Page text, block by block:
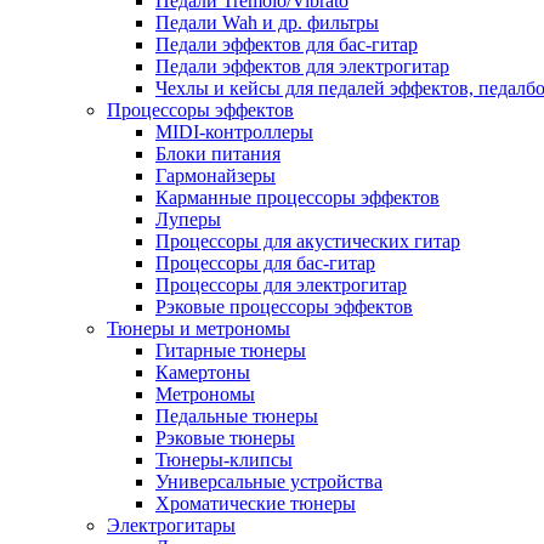
Педали Wah и др. фильтры
Педали эффектов для бас-гитар
Педали эффектов для электрогитар
Чехлы и кейсы для педалей эффектов,
Процессоры эффектов
MIDI-контроллеры
Блоки питания
Гармонайзеры
Карманные процессоры эффектов
Луперы
Процессоры для акустических гитар
Процессоры для бас-гитар
Процессоры для электрогитар
Рэковые процессоры эффектов
Тюнеры и метрономы
Гитарные тюнеры
Камертоны
Метрономы
Педальные тюнеры
Рэковые тюнеры
Тюнеры-клипсы
Универсальные устройства
Хроматические тюнеры
Электрогитары